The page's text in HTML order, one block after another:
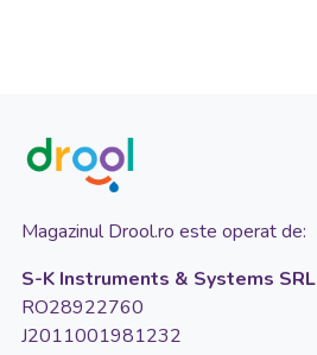
Magazinul Drool.ro este operat de:
S-K Instruments & Systems SRL
RO28922760
J2011001981232